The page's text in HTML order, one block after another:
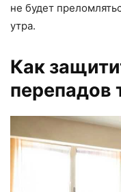
не будет
утра.
Как
перепадов